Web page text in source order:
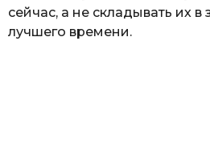
сейчас, а не складывать их
лучшего времени.